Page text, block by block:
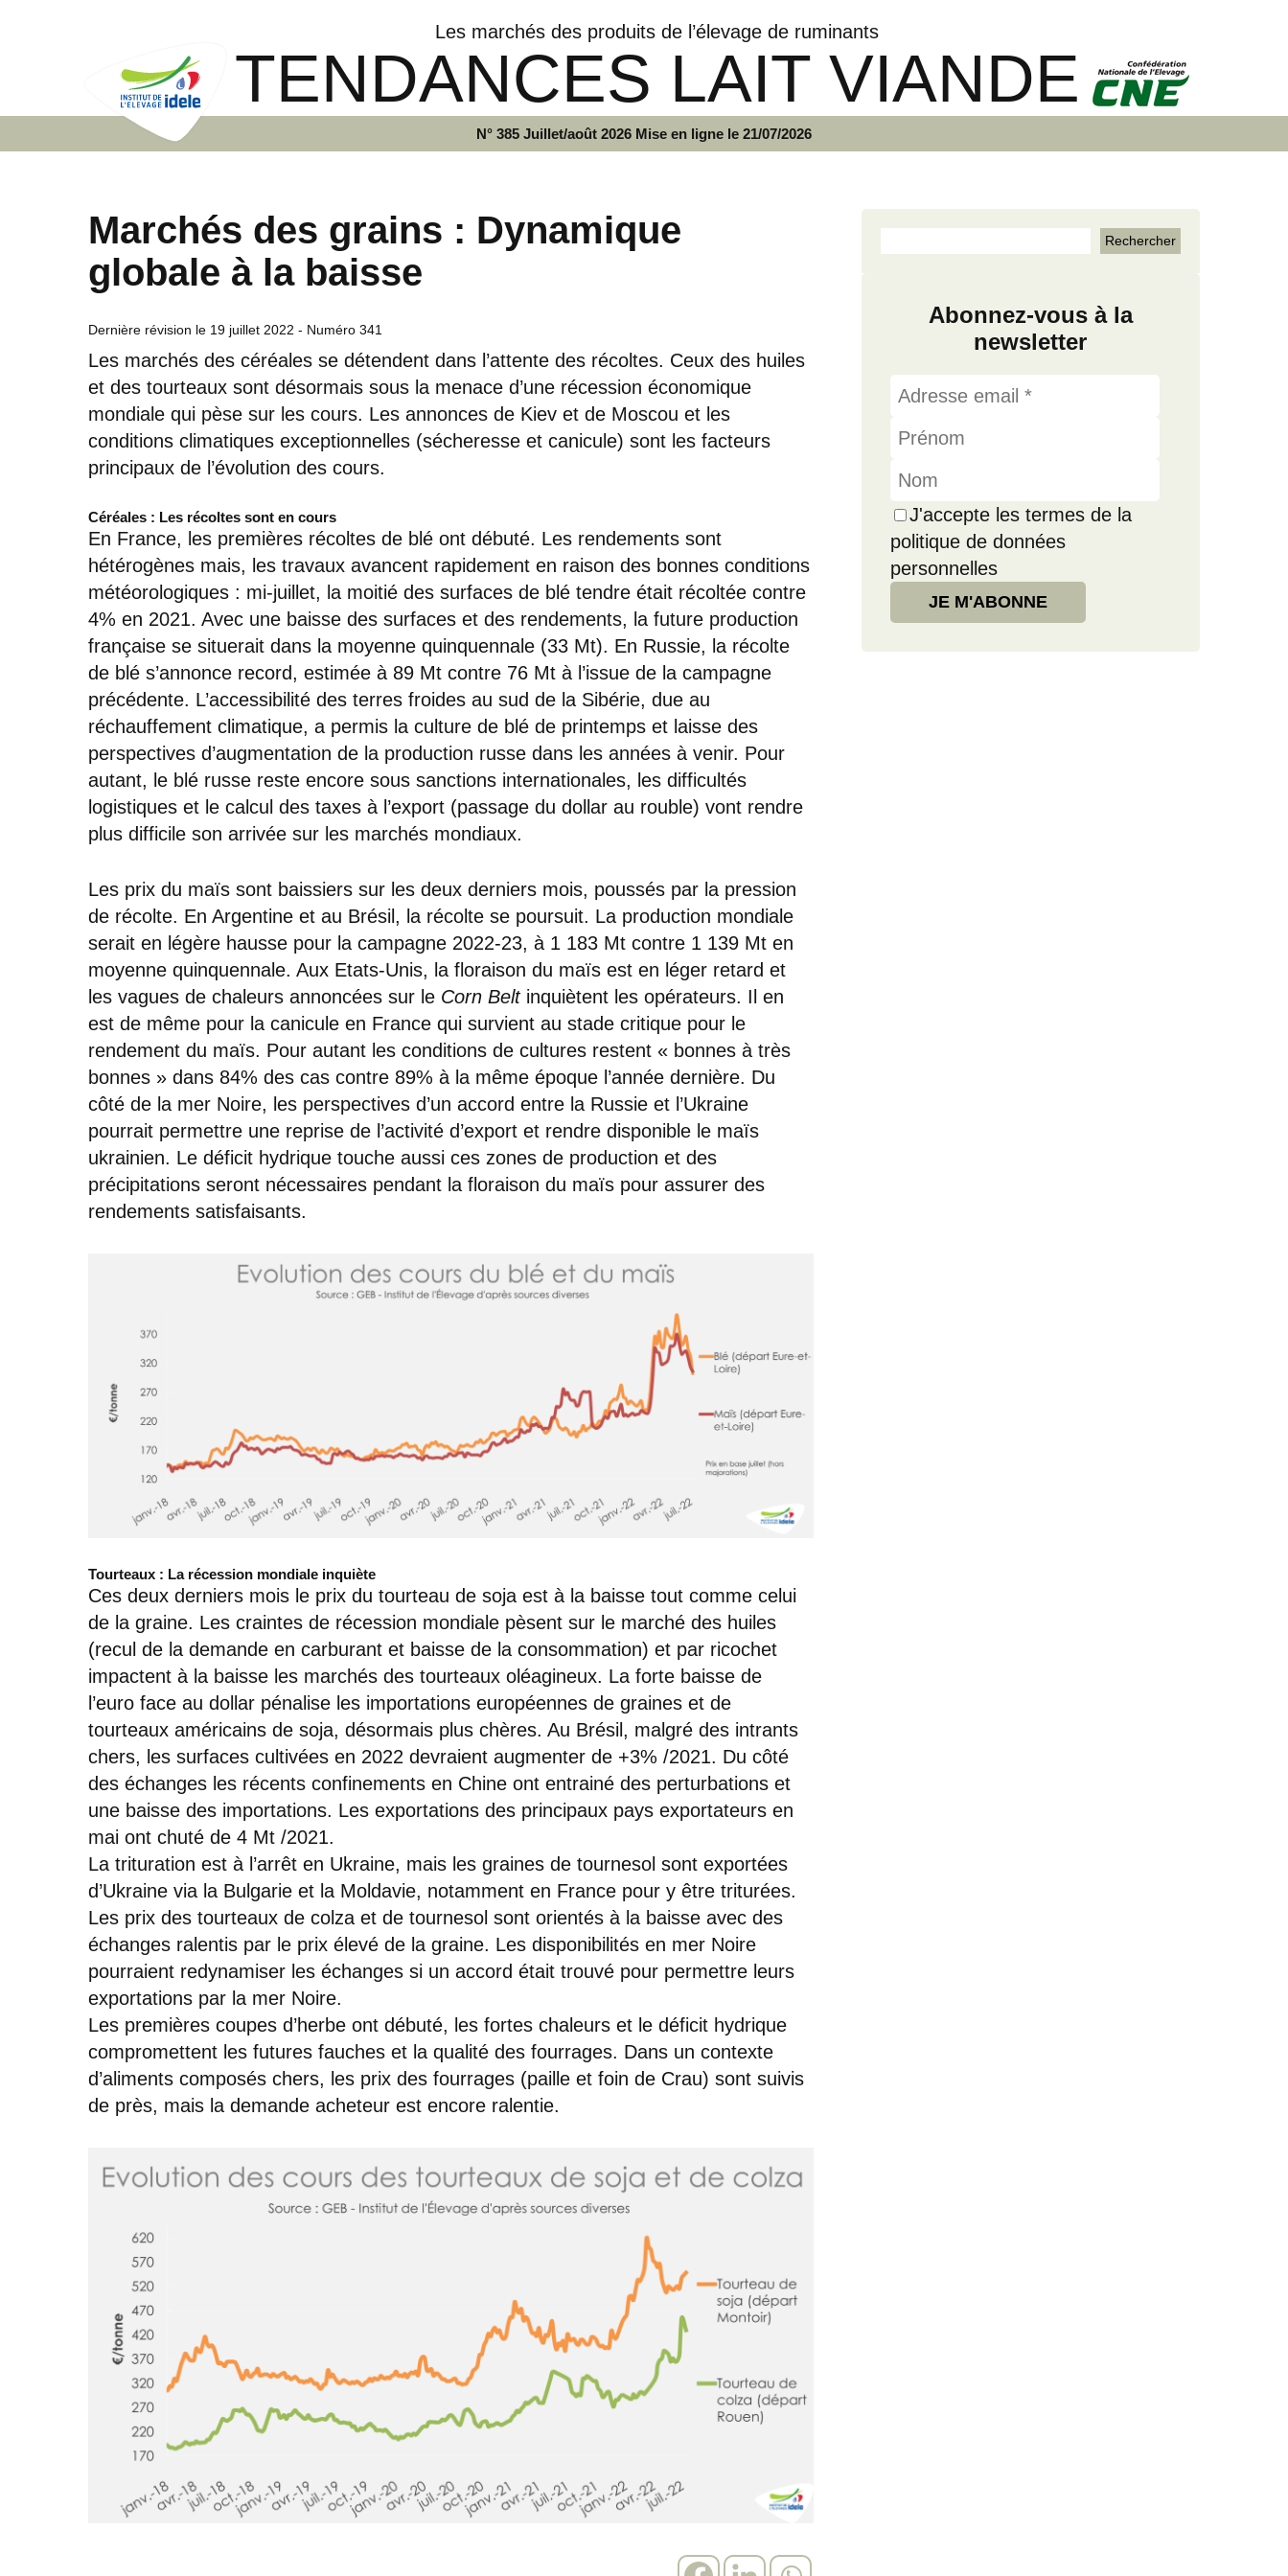
Les marchés des produits de l’élevage de ruminants
TENDANCES LAIT VIANDE
N° 385 Juillet/août 2026 Mise en ligne le 21/07/2026
Marchés des grains : Dynamique
globale à la baisse
Dernière révision le 19 juillet 2022 - Numéro 341
Les marchés des céréales se détendent dans l’attente des récoltes. Ceux des huiles
et des tourteaux sont désormais sous la menace d’une récession économique
mondiale qui pèse sur les cours. Les annonces de Kiev et de Moscou et les
conditions climatiques exceptionnelles (sécheresse et canicule) sont les facteurs
principaux de l’évolution des cours.
Céréales : Les récoltes sont en cours
En France, les premières récoltes de blé ont débuté. Les rendements sont
hétérogènes mais, les travaux avancent rapidement en raison des bonnes conditions
météorologiques : mi-juillet, la moitié des surfaces de blé tendre était récoltée contre
4% en 2021. Avec une baisse des surfaces et des rendements, la future production
française se situerait dans la moyenne quinquennale (33 Mt). En Russie, la récolte
de blé s’annonce record, estimée à 89 Mt contre 76 Mt à l’issue de la campagne
précédente. L’accessibilité des terres froides au sud de la Sibérie, due au
réchauffement climatique, a permis la culture de blé de printemps et laisse des
perspectives d’augmentation de la production russe dans les années à venir. Pour
autant, le blé russe reste encore sous sanctions internationales, les difficultés
logistiques et le calcul des taxes à l’export (passage du dollar au rouble) vont rendre
plus difficile son arrivée sur les marchés mondiaux.
Les prix du maïs sont baissiers sur les deux derniers mois, poussés par la pression
de récolte. En Argentine et au Brésil, la récolte se poursuit. La production mondiale
serait en légère hausse pour la campagne 2022-23, à 1 183 Mt contre 1 139 Mt en
moyenne quinquennale. Aux Etats-Unis, la floraison du maïs est en léger retard et
les vagues de chaleurs annoncées sur le Corn Beltinquiètent les opérateurs. Il en
est de même pour la canicule en France qui survient au stade critique pour le
rendement du maïs. Pour autant les conditions de cultures restent « bonnes à très
bonnes » dans 84% des cas contre 89% à la même époque l’année dernière. Du
côté de la mer Noire, les perspectives d’un accord entre la Russie et l’Ukraine
pourrait permettre une reprise de l’activité d’export et rendre disponible le maïs
ukrainien. Le déficit hydrique touche aussi ces zones de production et des
précipitations seront nécessaires pendant la floraison du maïs pour assurer des
rendements satisfaisants.
Tourteaux : La récession mondiale inquiète
Ces deux derniers mois le prix du tourteau de soja est à la baisse tout comme celui
de la graine. Les craintes de récession mondiale pèsent sur le marché des huiles
(recul de la demande en carburant et baisse de la consommation) et par ricochet
impactent à la baisse les marchés des tourteaux oléagineux. La forte baisse de
l’euro face au dollar pénalise les importations européennes de graines et de
tourteaux américains de soja, désormais plus chères. Au Brésil, malgré des intrants
chers, les surfaces cultivées en 2022 devraient augmenter de +3% /2021. Du côté
des échanges les récents confinements en Chine ont entrainé des perturbations et
une baisse des importations. Les exportations des principaux pays exportateurs en
mai ont chuté de 4 Mt /2021.
La trituration est à l’arrêt en Ukraine, mais les graines de tournesol sont exportées
d’Ukraine via la Bulgarie et la Moldavie, notamment en France pour y être triturées.
Les prix des tourteaux de colza et de tournesol sont orientés à la baisse avec des
échanges ralentis par le prix élevé de la graine. Les disponibilités en mer Noire
pourraient redynamiser les échanges si un accord était trouvé pour permettre leurs
exportations par la mer Noire.
Les premières coupes d’herbe ont débuté, les fortes chaleurs et le déficit hydrique
compromettent les futures fauches et la qualité des fourrages. Dans un contexte
d’aliments composés chers, les prix des fourrages (paille et foin de Crau) sont suivis
de près, mais la demande acheteur est encore ralentie.
Abonnez-vous à la
newsletter
J'accepte les termes de la
politique de données
personnelles